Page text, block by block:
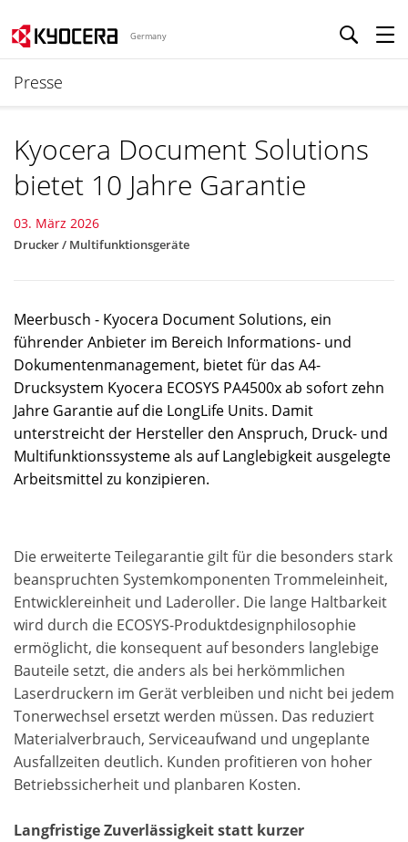
Germany
Presse
Kyocera Document Solutions
bietet 10 Jahre Garantie
03. März 2026
Drucker / Multifunktionsgeräte
Meerbusch - Kyocera Document Solutions, ein
führender Anbieter im Bereich Informations- und
Dokumentenmanagement, bietet für das A4-
Drucksystem Kyocera ECOSYS PA4500x ab sofort zehn
Jahre Garantie auf die LongLife Units. Damit
unterstreicht der Hersteller den Anspruch, Druck- und
Multifunktionssysteme als auf Langlebigkeit ausgelegte
Arbeitsmittel zu konzipieren.
Die erweiterte Teilegarantie gilt für die besonders stark
beanspruchten Systemkomponenten Trommeleinheit,
Entwicklereinheit und Laderoller. Die lange Haltbarkeit
wird durch die ECOSYS-Produktdesignphilosophie
ermöglicht, die konsequent auf besonders langlebige
Bauteile setzt, die anders als bei herkömmlichen
Laserdruckern im Gerät verbleiben und nicht bei jedem
Tonerwechsel ersetzt werden müssen. Das reduziert
Materialverbrauch, Serviceaufwand und ungeplante
Ausfallzeiten deutlich. Kunden profitieren von hoher
Betriebssicherheit und planbaren Kosten.
Langfristige Zuverlässigkeit statt kurzer